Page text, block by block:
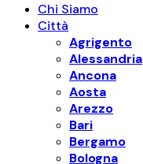
Chi Siamo
Città
Agrigento
Alessandria
Ancona
Aosta
Arezzo
Bari
Bergamo
Bologna